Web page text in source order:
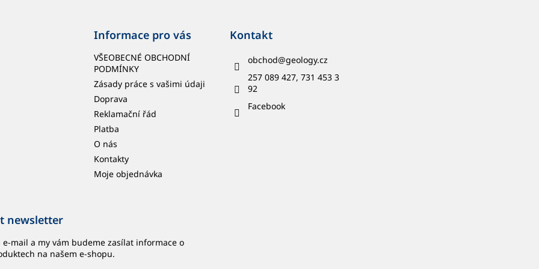
Informace pro vás
VŠEOBECNÉ OBCHODNÍ
PODMÍNKY
Zásady práce s vašimi údaji
Doprava
Reklamační řád
Platba
O nás
Kontakty
Moje objednávka
Kontakt
obchod@geology.cz
257 089 427, 731 453 3
92
Facebook
newsletter
e-mail a my vám budeme zasílat informace o
na našem e-shopu.